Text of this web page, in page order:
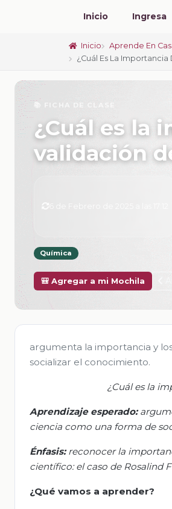
Inicio Ingresa
Inicio Aprende En
¿Cuál Es La
📚 FICHA DE CLASE
¿Cuál es la
validación
Química
🎒 Agregar a mi Mochila
argumenta la importancia y
socializar el conocimiento.
¿Cuál es la
Aprendizaje esperado: a
ciencia como una forma de
Énfasis: reconocer la
científico: el caso de Rosalind
¿Qué vamos a aprender?